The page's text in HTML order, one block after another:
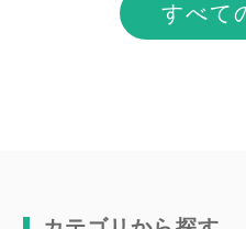
すべて